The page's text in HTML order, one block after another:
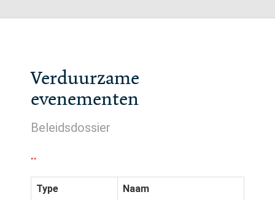
Verduurzame
evenementen
Beleidsdossier
..
Type Naam